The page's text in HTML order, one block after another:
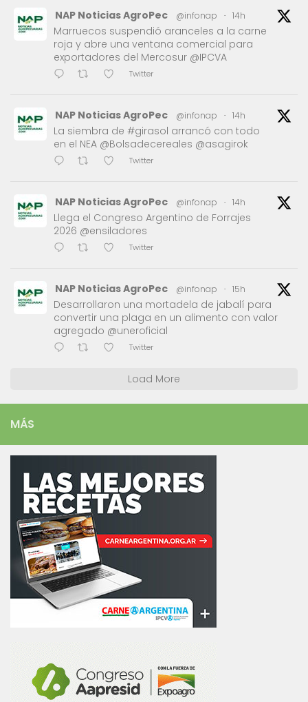
NAP Noticias AgroPec @infonap · 14h
Marruecos suspendió aranceles a la carne
roja y abre una ventana comercial para
exportadores del Mercosur @IPCVA
Twitter
NAP Noticias AgroPec @infonap · 14h
La siembra de #girasol arrancó con todo
en el NEA @Bolsadecereales @asagirok
Twitter
NAP Noticias AgroPec @infonap · 14h
Llega el Congreso Argentino de Forrajes
2026 @ensiladores
Twitter
NAP Noticias AgroPec @infonap · 15h
Desarrollaron una mortadela de jabalí para
convertir una plaga en un alimento con valor
agregado @uneroficial
Twitter
Load More
MÁS